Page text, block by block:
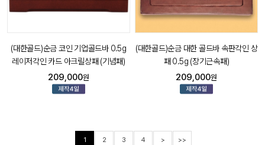
(대한골드)순금 코인 기업골드바 0.5g
레이저각인 카드 아크릴상패 (기념패)
209,000원
(대한골드)순금 대한 골드바 속판각인 상
패 0.5g (장기근속패)
209,000원
1 2 3 4 > >>